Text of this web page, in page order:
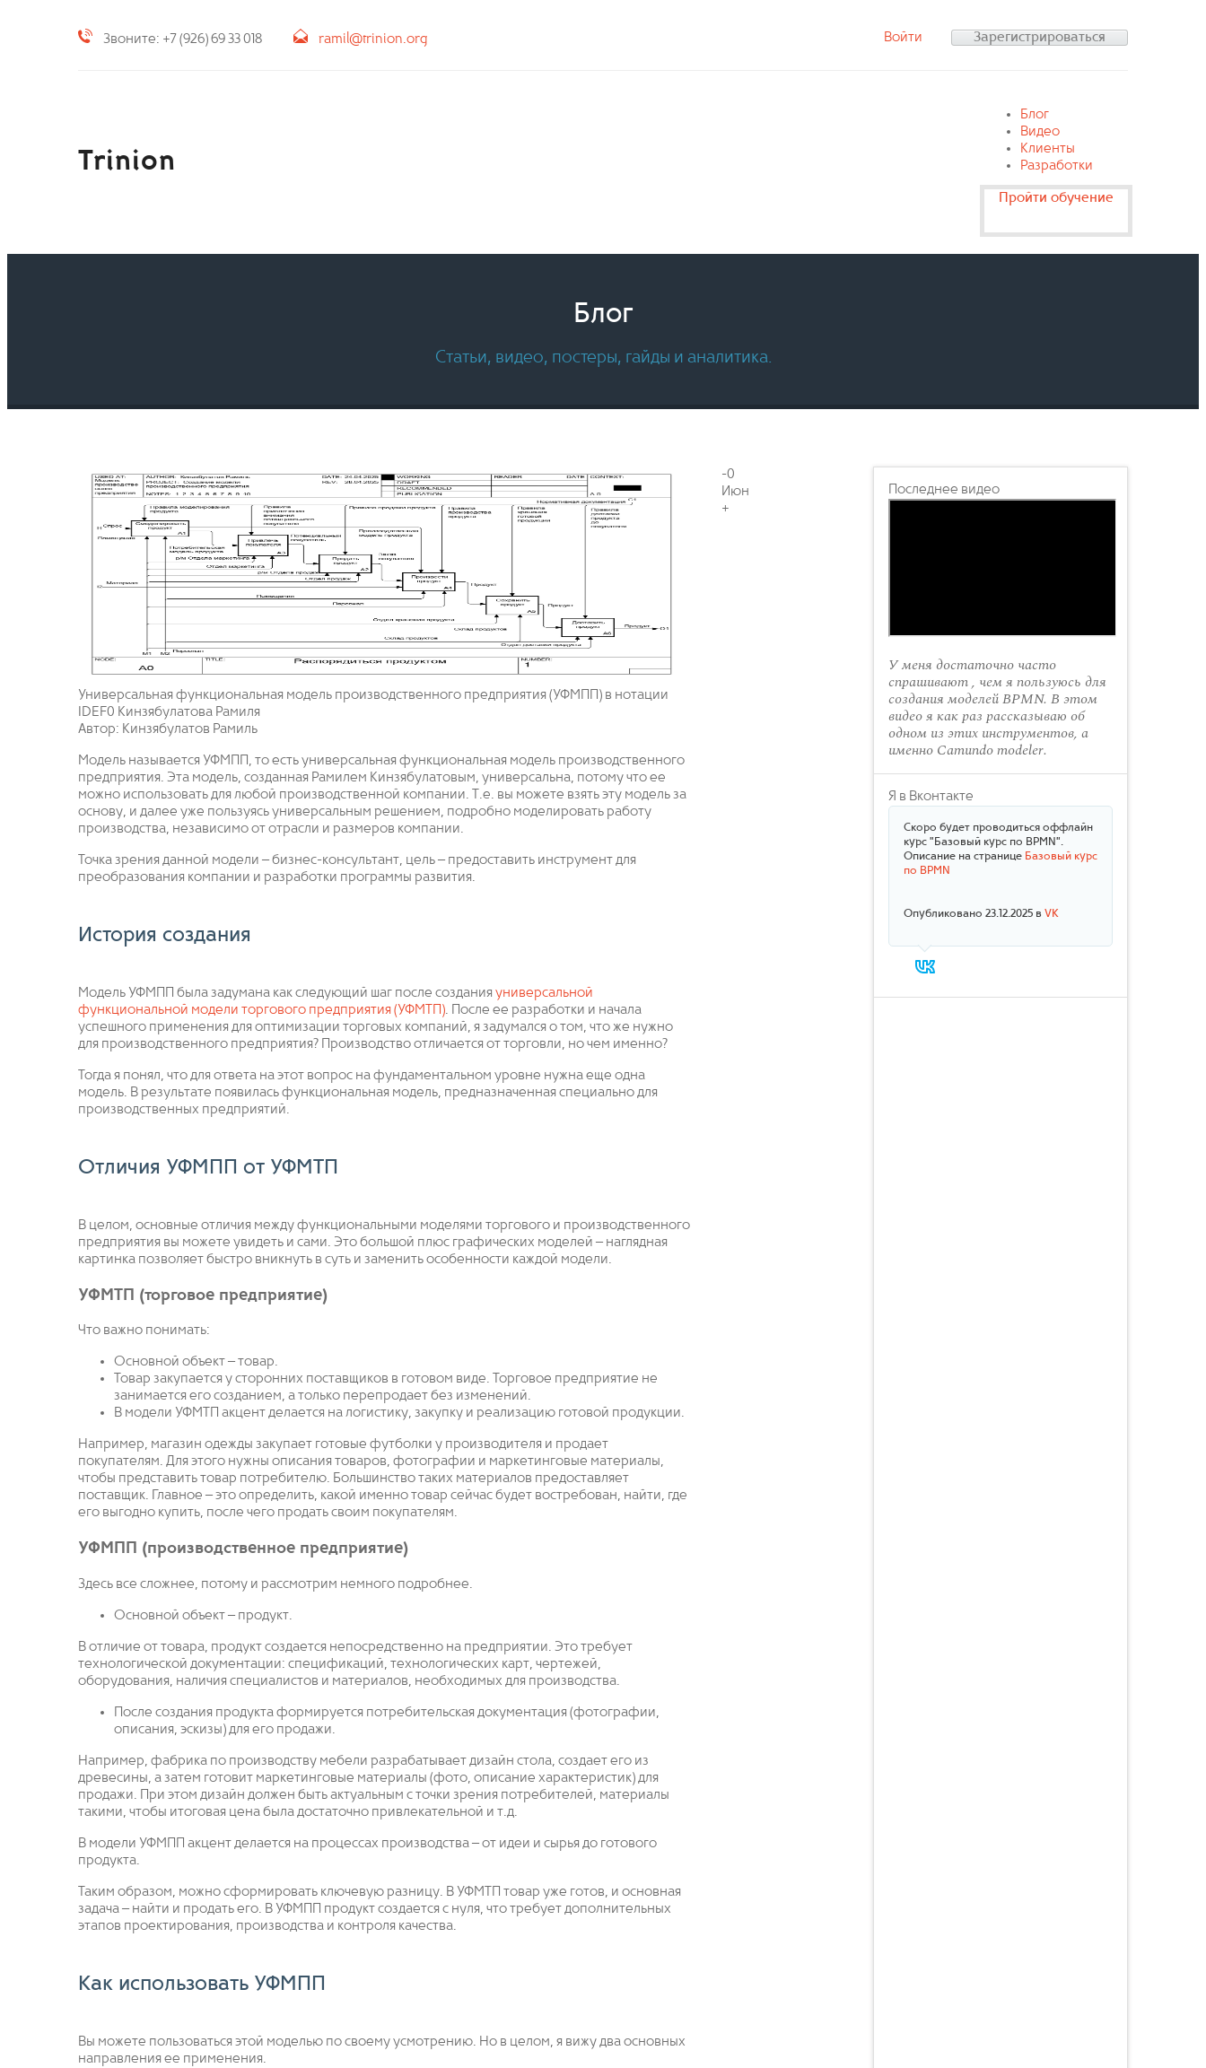
Звоните: +7 (926) 69 33 018 ramil@trinion.org Войти Зарегистрироваться
Trinion
Блог
Видео
Клиенты
Разработки
Пройти обучение
Блог
Статьи, видео, постеры, гайды и аналитика.
Универсальная функциональная модель производственного предприятия (УФМПП) в нотации
IDEF0 Кинзябулатова Рамиля
Автор: Кинзябулатов Рамиль
Модель называется УФМПП, то есть универсальная функциональная модель производственного
предприятия. Эта модель, созданная Рамилем Кинзябулатовым, универсальна, потому что ее
можно использовать для любой производственной компании. Т.е. вы можете взять эту модель за
основу, и далее уже пользуясь универсальным решением, подробно моделировать работу
производства, независимо от отрасли и размеров компании.
Точка зрения данной модели – бизнес-консультант, цель – предоставить инструмент для
преобразования компании и разработки программы развития.
История создания
Модель УФМПП была задумана как следующий шаг после создания универсальной
функциональной модели торгового предприятия (УФМТП). После ее разработки и начала
успешного применения для оптимизации торговых компаний, я задумался о том, что же нужно
для производственного предприятия? Производство отличается от торговли, но чем именно?
Тогда я понял, что для ответа на этот вопрос на фундаментальном уровне нужна еще одна
модель. В результате появилась функциональная модель, предназначенная специально для
производственных предприятий.
Отличия УФМПП от УФМТП
В целом, основные отличия между функциональными моделями торгового и производственного
предприятия вы можете увидеть и сами. Это большой плюс графических моделей – наглядная
картинка позволяет быстро вникнуть в суть и заменить особенности каждой модели.
УФМТП (торговое предприятие)
Что важно понимать:
Основной объект – товар.
Товар закупается у сторонних поставщиков в готовом виде. Торговое предприятие не
занимается его созданием, а только перепродает без изменений.
В модели УФМТП акцент делается на логистику, закупку и реализацию готовой продукции.
Например, магазин одежды закупает готовые футболки у производителя и продает
покупателям. Для этого нужны описания товаров, фотографии и маркетинговые материалы,
чтобы представить товар потребителю. Большинство таких материалов предоставляет
поставщик. Главное – это определить, какой именно товар сейчас будет востребован, найти, где
его выгодно купить, после чего продать своим покупателям.
УФМПП (производственное предприятие)
Здесь все сложнее, потому и рассмотрим немного подробнее.
Основной объект – продукт.
В отличие от товара, продукт создается непосредственно на предприятии. Это требует
технологической документации: спецификаций, технологических карт, чертежей,
оборудования, наличия специалистов и материалов, необходимых для производства.
После создания продукта формируется потребительская документация (фотографии,
описания, эскизы) для его продажи.
Например, фабрика по производству мебели разрабатывает дизайн стола, создает его из
древесины, а затем готовит маркетинговые материалы (фото, описание характеристик) для
продажи. При этом дизайн должен быть актуальным с точки зрения потребителей, материалы
такими, чтобы итоговая цена была достаточно привлекательной и т.д.
В модели УФМПП акцент делается на процессах производства – от идеи и сырья до готового
продукта.
Таким образом, можно сформировать ключевую разницу. В УФМТП товар уже готов, и основная
задача – найти и продать его. В УФМПП продукт создается с нуля, что требует дополнительных
этапов проектирования, производства и контроля качества.
Как использовать УФМПП
Вы можете пользоваться этой моделью по своему усмотрению. Но в целом, я вижу два основных
направления ее применения.
-0
Июн
+
Последнее видео
У меня достаточно часто
спрашивают , чем я пользуюсь для
создания моделей BPMN. В этом
видео я как раз рассказываю об
одном из этих инструментов, а
именно Camundo modeler.
Я в Вконтакте
Скоро будет проводиться оффлайн
курс "Базовый курс по BPMN".
Описание на странице Базовый курс
по BPMN
Опубликовано 23.12.2025 в VK